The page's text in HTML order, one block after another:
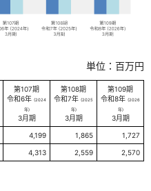
単位：百万円
第107期
令和6年 (2024
年)
3月期
第108期
令和7年 (2025
年)
3月期
第109期
令和8年 (2026
年)
3月期
4,199 1,865 1,727
4,313 2,559 2,570